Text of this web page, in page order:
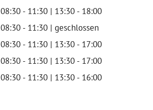
08:30 - 11:30 | 13:30 - 18:00
08:30 - 11:30 | geschlossen
08:30 - 11:30 | 13:30 - 17:00
08:30 - 11:30 | 13:30 - 17:00
08:30 - 11:30 | 13:30 - 16:00